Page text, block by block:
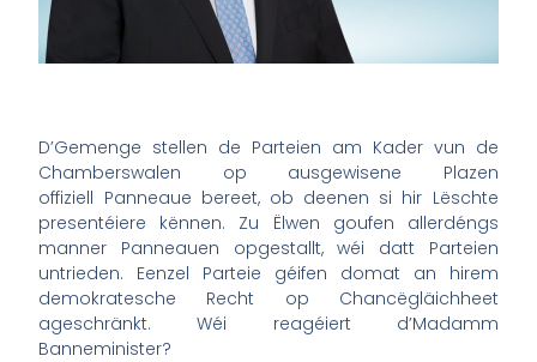
D’Gemenge stellen de Parteien am Kader vun de
Chamberswalen op ausgewisene Plazen
offiziell Panneaue bereet, ob deenen si hir Lëschte
presentéiere kënnen. Zu Ëlwen goufen allerdéngs
manner Panneauen opgestallt, wéi datt Parteien
untrieden. Eenzel Parteie géifen domat an hirem
demokratesche Recht op Chancëgläichheet
ageschränkt. Wéi reagéiert d’Madamm
Banneminister?